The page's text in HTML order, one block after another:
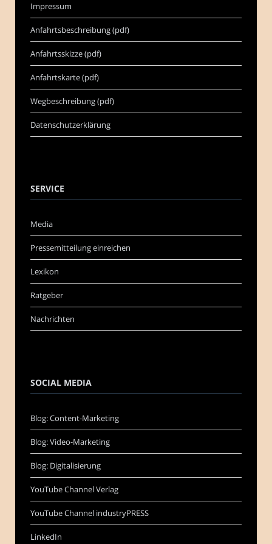
Impressum
Anfahrtsbeschreibung (pdf)
Anfahrtsskizze (pdf)
Anfahrtskarte (pdf)
Wegbeschreibung (pdf)
Datenschutzerklärung
SERVICE
Media
Pressemitteilung einreichen
Lexikon
Ratgeber
Nachrichten
SOCIAL MEDIA
Blog: Content-Marketing
Blog: Video-Marketing
Blog: Digitalisierung
YouTube Channel Verlag
YouTube Channel industryPRESS
LinkedIn